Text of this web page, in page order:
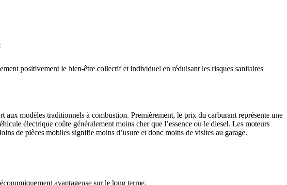
positivement le bien-être collectif et individuel en réduisant les risques sanitaires
modèles traditionnels à combustion. Premièrement, le prix du carburant représente une
électrique coûte généralement moins cher que l’essence ou le diesel. Les moteurs
de pièces mobiles signifie moins d’usure et donc moins de visites au garage.
avantageuse sur le long terme.